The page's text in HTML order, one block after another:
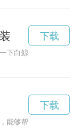
下白鲸加速器App，
下载
能够帮助冲浪爱好者
下载